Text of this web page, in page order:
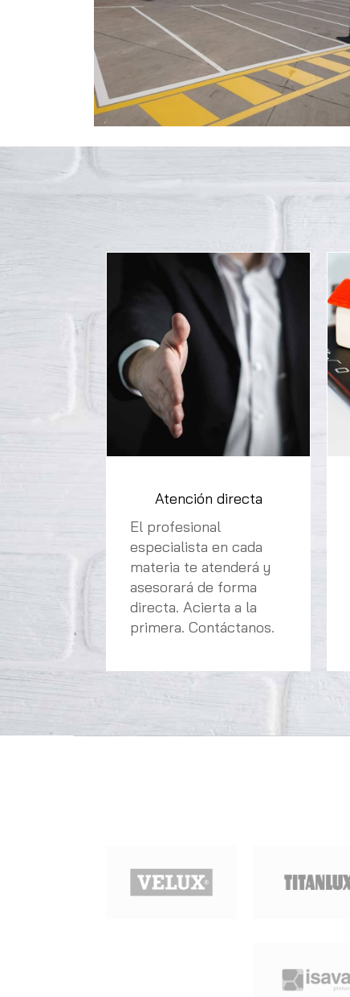
Atención directa
El profesional
especialista en cada
materia te atenderá y
asesorará de forma
directa. Acierta a la
primera. Contáctanos.